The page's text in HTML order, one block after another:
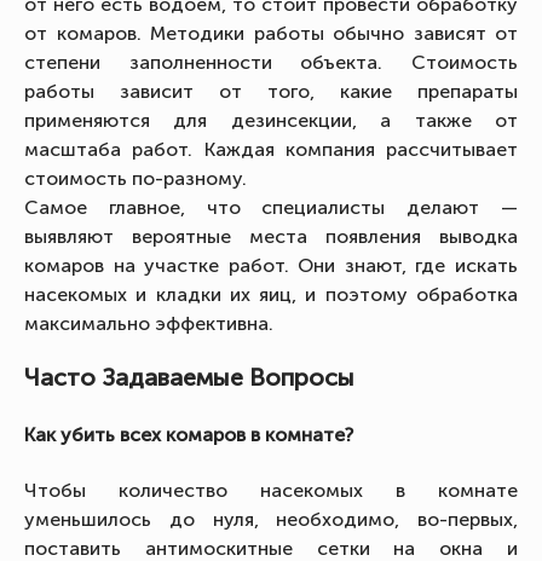
от него есть водоем, то стоит провести обработку
от комаров. Методики работы обычно зависят от
степени заполненности объекта. Стоимость
работы зависит от того, какие препараты
применяются для дезинсекции, а также от
масштаба работ. Каждая компания рассчитывает
стоимость по-разному.
Самое главное, что специалисты делают —
выявляют вероятные места появления выводка
комаров на участке работ. Они знают, где искать
насекомых и кладки их яиц, и поэтому обработка
максимально эффективна.
Часто Задаваемые Вопросы
Как убить всех комаров в комнате?
Чтобы количество насекомых в комнате
уменьшилось до нуля, необходимо, во-первых,
поставить антимоскитные сетки на окна и